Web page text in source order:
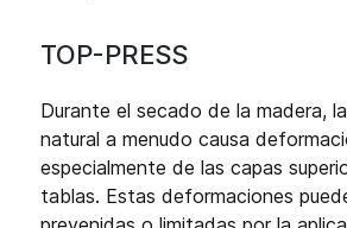
TOP-PRESS
Durante el secado de la madera,
natural a menudo causa
especialmente de las capas
tablas. Estas deformaciones